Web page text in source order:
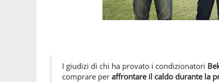
I giudizi di chi ha provato i condizionatori
comprare per affrontare il caldo durante la